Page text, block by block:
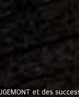
et des